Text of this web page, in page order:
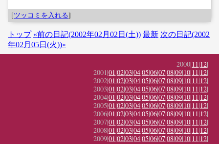
[ツッコミを入れる]
トップ «前の日記(2002年02月02日(土)) 最新 次の日記(2002
年02月05日(火))»
2000|11|12|
2001|01|02|03|04|05|06|07|08|09|10|11|12|
2002|01|02|03|04|05|06|07|08|09|10|11|12|
2003|01|02|03|04|05|06|07|08|09|10|11|12|
2004|01|02|03|04|05|06|07|08|09|10|11|12|
2005|01|02|03|04|05|06|07|08|09|10|11|12|
2006|01|02|03|04|05|06|07|08|09|10|11|12|
2007|01|02|03|04|05|06|07|08|09|10|11|12|
2008|01|02|03|04|05|06|07|08|09|10|11|12|
2009|01|02|03|04|05|06|07|08|09|10|11|12|